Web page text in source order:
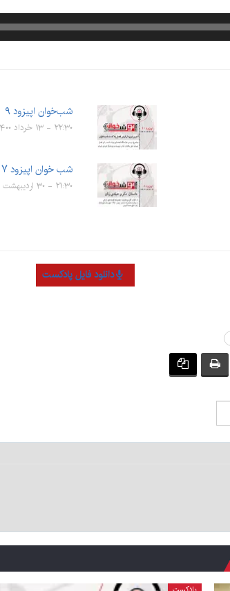
شب‌خوان اپیزود ۹
۲۲:۳۰ - ۱۳ خرداد ۱۴۰۰
شب خوان اپیزود ۷
۲۱:۳۰ - ۳۰ اردیبهشت ۱۴۰۰
دانلود فایل پادکست